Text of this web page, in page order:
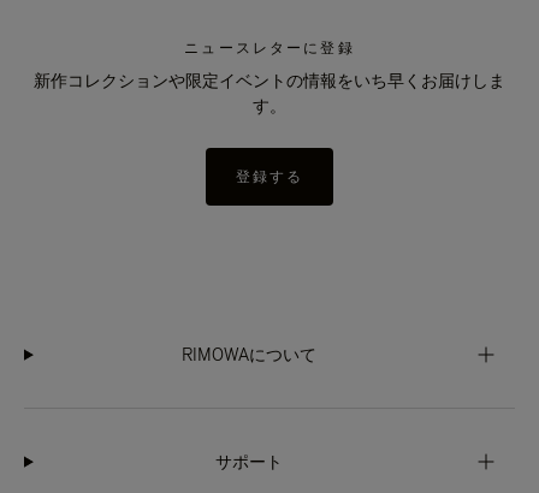
ニュースレターに登録
新作コレクションや限定イベントの情報をいち早くお届けしま
す。
登録する
RIMOWAについて
サポート